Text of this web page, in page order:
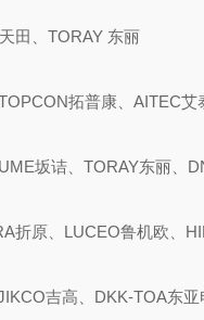
田、TORAY 东丽
拓普康、AITEC
坂诘、TORAY东丽、
折原、LUCEO鲁机欧、
吉高、DKK-TOA东